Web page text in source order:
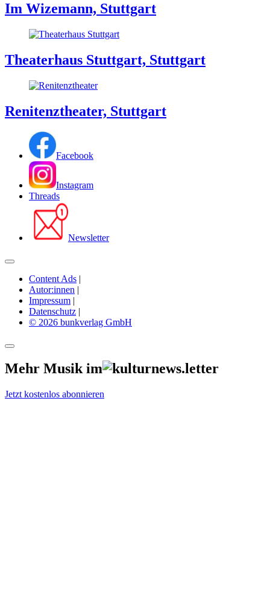
Im Wizemann, Stuttgart
Theaterhaus Stuttgart, Stuttgart
Renitenztheater, Stuttgart
Facebook
Instagram
Threads
Newsletter
Content Ads |
Autor:innen |
Impressum |
Datenschutz |
© 2026 bunkverlag GmbH
Mehr Musik im
Jetzt kostenlos abonnieren